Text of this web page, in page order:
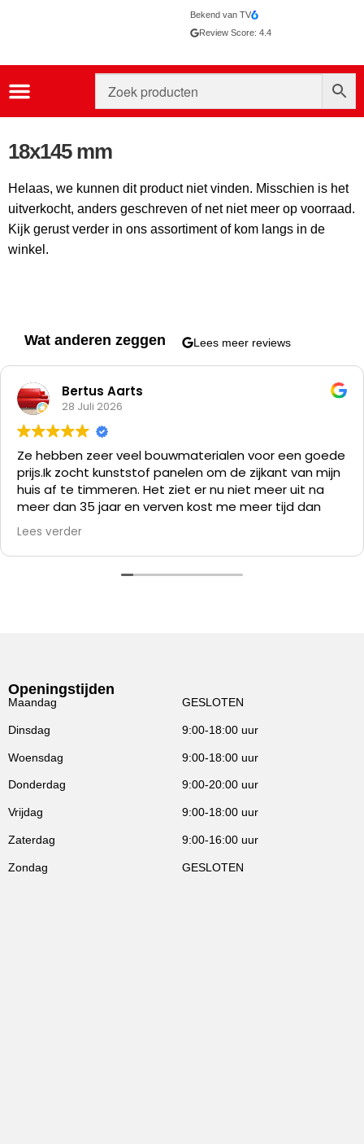
Bekend van TV
Review Score: 4.4
18x145 mm
Helaas, we kunnen dit product niet vinden. Misschien is het
uitverkocht, anders geschreven of net niet meer op voorraad.
Kijk gerust verder in ons assortiment of kom langs in de
winkel.
Wat anderen zeggen Lees meer reviews
Bertus Aarts
28 Juli 2026
Ze hebben zeer veel bouwmaterialen voor een goede
prijs.Ik zocht kunststof panelen om de zijkant van mijn
huis af te timmeren. Het ziet er nu niet meer uit na
meer dan 35 jaar en verven kost me meer tijd dan
alles er af slopen en die kunststof panelen er op
zetten.
Lees verder
Openingstijden
Maandag GESLOTEN
Dinsdag 9:00-18:00 uur
Woensdag 9:00-18:00 uur
Donderdag 9:00-20:00 uur
Vrijdag 9:00-18:00 uur
Zaterdag 9:00-16:00 uur
Zondag GESLOTEN